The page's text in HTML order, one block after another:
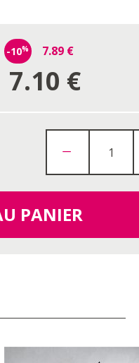
-10% 7.89 €
7.10 €
PANIER